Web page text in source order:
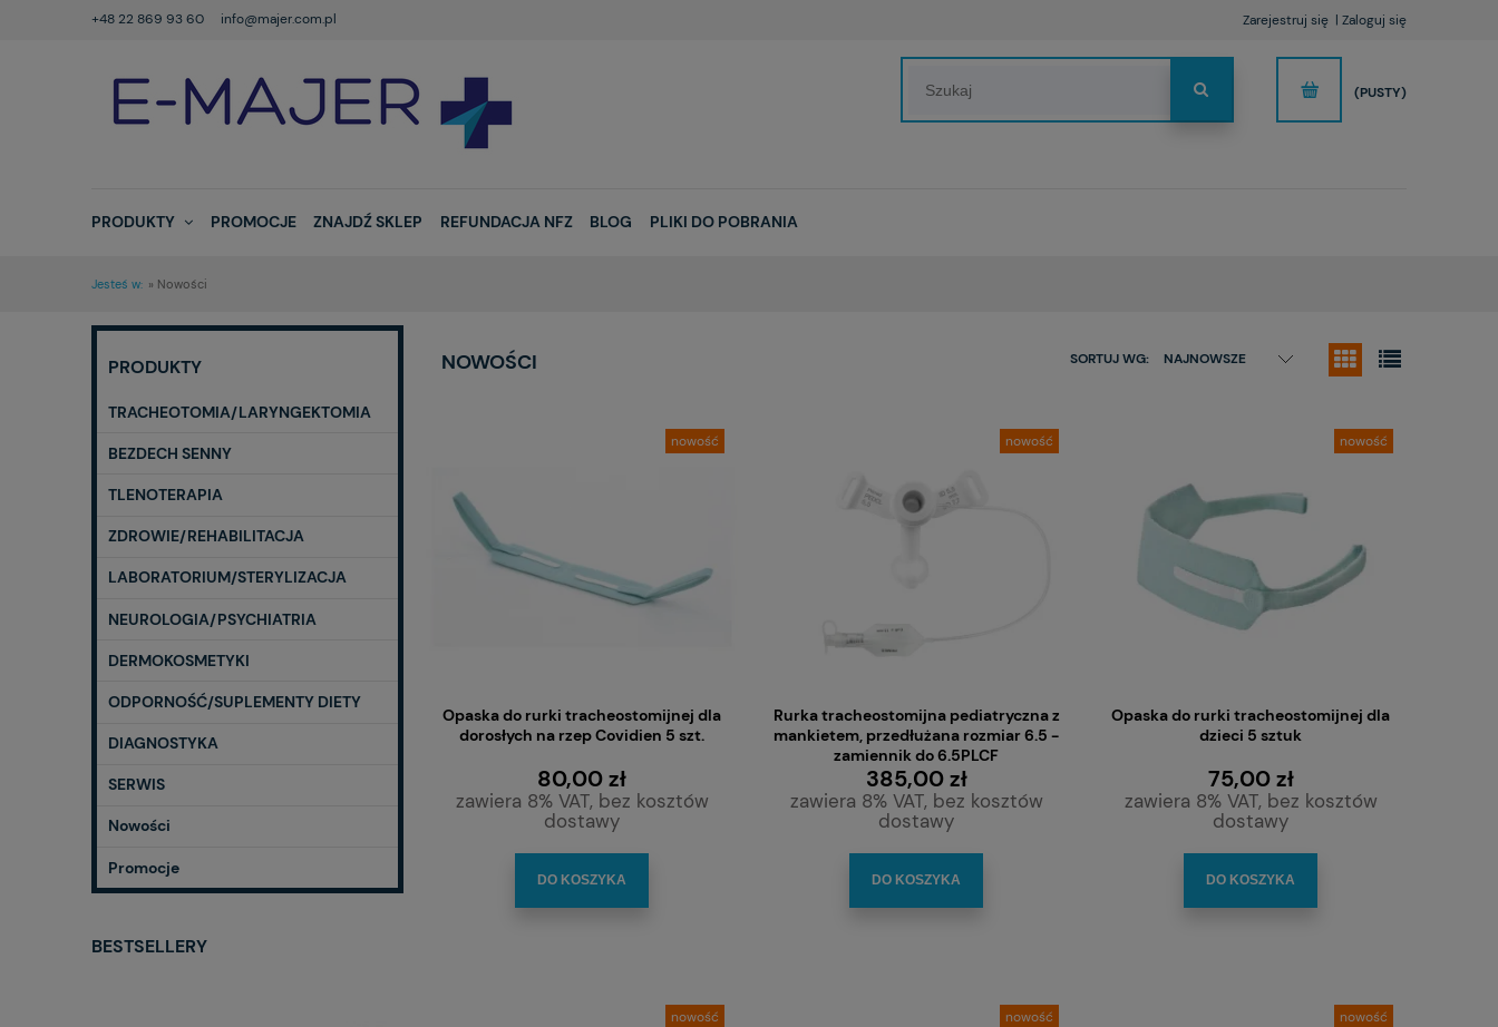
Zarejestruj się Zaloguj się
+48 22 869 93 60 info@majer.com.pl
(PUSTY)
PRODUKTY PROMOCJE ZNAJDŹ SKLEP REFUNDACJA NFZ BLOG PLIKI DO POBRANIA
Jesteś w: » Nowości
PRODUKTY
TRACHEOTOMIA/LARYNGEKTOMIA
BEZDECH SENNY
TLENOTERAPIA
ZDROWIE/REHABILITACJA
LABORATORIUM/STERYLIZACJA
NEUROLOGIA/PSYCHIATRIA
DERMOKOSMETYKI
ODPORNOŚĆ/SUPLEMENTY DIETY
DIAGNOSTYKA
SERWIS
Nowości
Promocje
BESTSELLERY
NOWOŚCI SORTUJ WG: NAJNOWSZE
Opaska do rurki tracheostomijnej dla
dorosłych na rzep Covidien 5 szt.
80,00 zł
zawiera 8% VAT, bez kosztów
dostawy
DO KOSZYKA
nowość
Rurka tracheostomijna pediatryczna z
mankietem, przedłużana rozmiar 6.5 -
zamiennik do 6.5PLCF
385,00 zł
zawiera 8% VAT, bez kosztów
dostawy
DO KOSZYKA
nowość
Opaska do rurki tracheostomijnej dla
dzieci 5 sztuk
75,00 zł
zawiera 8% VAT, bez kosztów
dostawy
DO KOSZYKA
nowość
nowość nowość nowość